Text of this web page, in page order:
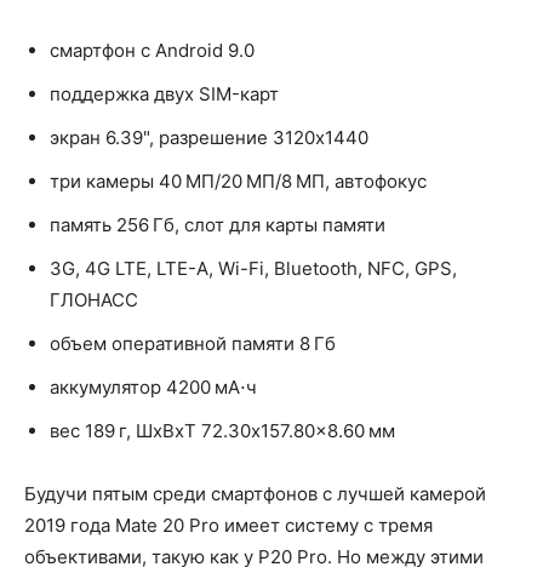
смартфон с Android 9.0
поддержка двух SIM-карт
экран 6.39", разрешение 3120x1440
три камеры 40 МП/20 МП/8 МП, автофокус
память 256 Гб, слот для карты памяти
3G, 4G LTE, LTE-A, Wi-Fi, Bluetooth, NFC, GPS,
ГЛОНАСС
объем оперативной памяти 8 Гб
аккумулятор 4200 мА⋅ч
вес 189 г, ШxВxТ 72.30x157.80x8.60 мм
Будучи пятым среди смартфонов с лучшей камерой
2019 года Mate 20 Pro имеет систему с тремя
объективами, такую ​​как у P20 Pro. Но между этими